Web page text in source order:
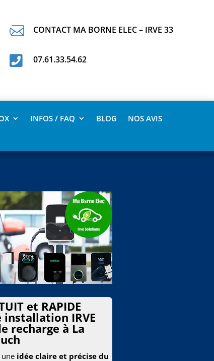
 CONTACT MA BORNE ELEC – IRVE 33
 07.61.33.54.62
INFOS / FAQ BLOG
NOS AVIS
et RAPIDE
IRVE
recharge à La
idée claire et précise du